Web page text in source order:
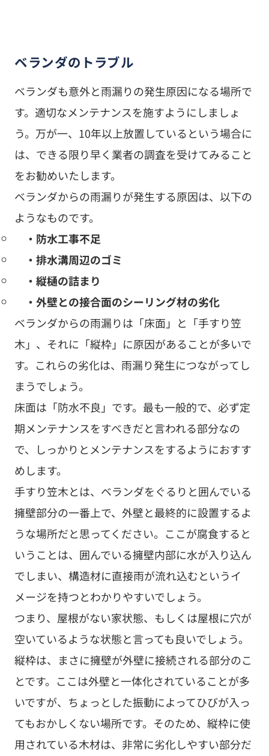
ベランダのトラブル
ベランダも意外と雨漏りの発生原因になる場所で
す。適切なメンテナンスを施すようにしましょ
う。万が一、10年以上放置しているという場合に
は、できる限り早く業者の調査を受けてみること
をお勧めいたします。
ベランダからの雨漏りが発生する原因は、以下の
ようなものです。
・防水工事不足
・排水溝周辺のゴミ
・縦樋の詰まり
・外壁との接合面のシーリング材の劣化
ベランダからの雨漏りは「床面」と「手すり笠
木」、それに「縦枠」に原因があることが多いで
す。これらの劣化は、雨漏り発生につながってし
まうでしょう。
床面は「防水不良」です。最も一般的で、必ず定
期メンテナンスをすべきだと言われる部分なの
で、しっかりとメンテナンスをするようにおすす
めします。
手すり笠木とは、ベランダをぐるりと囲んでいる
擁壁部分の一番上で、外壁と最終的に設置するよ
うな場所だと思ってください。ここが腐食すると
いうことは、囲んでいる擁壁内部に水が入り込ん
でしまい、構造材に直接雨が流れ込むというイ
メージを持つとわかりやすいでしょう。
つまり、屋根がない家状態、もしくは屋根に穴が
空いているような状態と言っても良いでしょう。
縦枠は、まさに擁壁が外壁に接続される部分のこ
とです。ここは外壁と一体化されていることが多
いですが、ちょっとした振動によってひびが入っ
てもおかしくない場所です。そのため、縦枠に使
用されている木材は、非常に劣化しやすい部分だ